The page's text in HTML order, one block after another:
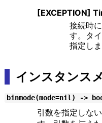
[EXCEPTION]
接続時
す。タ
指定しま
インスタンス
binmode(mode=nil) ->
引数を指定しな